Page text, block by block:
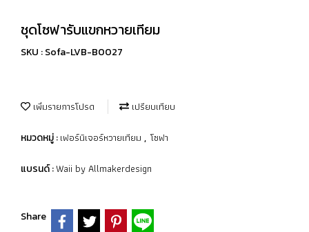
ชุดโซฟารับแขกหวายเทียม
SKU : Sofa-LVB-B0027
เพิ่มรายการโปรด เปรียบเทียบ
หมวดหมู่ :เฟอร์นิเจอร์หวายเทียม , โซฟา
แบรนด์ :Waii by Allmakerdesign
Share